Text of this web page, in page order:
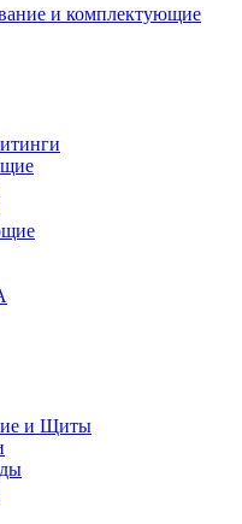
и комплектующие
и Щиты